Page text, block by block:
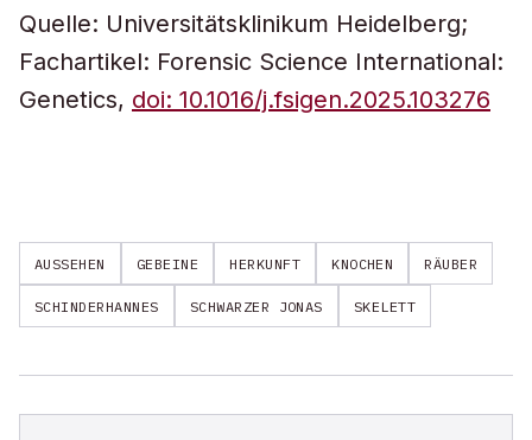
Quelle: Universitätsklinikum Heidelberg;
Fachartikel: Forensic Science International:
Genetics, doi: 10.1016/j.fsigen.2025.103276
AUSSEHEN GEBEINE HERKUNFT KNOCHEN RÄUBER
SCHINDERHANNES SCHWARZER JONAS SKELETT